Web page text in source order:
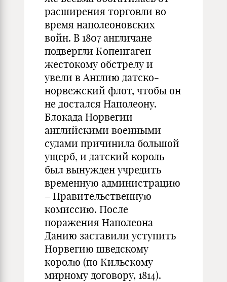
расширения торговли во
время наполеоновских
войн. В 1807 англичане
подвергли Копенгаген
жестокому обстрелу и
увели в Англию датско-
норвежский флот, чтобы он
не достался Наполеону.
Блокада Норвегии
английскими военными
судами причинила большой
ущерб, и датский король
был вынужден учредить
временную администрацию
– Правительственную
комиссию. После
поражения Наполеона
Данию заставили уступить
Норвегию шведскому
королю (по Кильскому
мирному договору, 1814).